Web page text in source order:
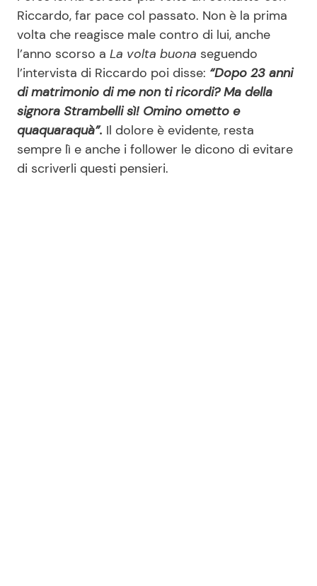
Riccardo, far pace col passato. Non è la prima
volta che reagisce male contro di lui, anche
l’anno scorso a La volta buona seguendo
l’intervista di Riccardo poi disse: “Dopo 23 anni
di matrimonio di me non ti ricordi? Ma della
signora Strambelli sì! Omino ometto e
quaquaraquà”. Il dolore è evidente, resta
sempre lì e anche i follower le dicono di evitare
di scriverli questi pensieri.